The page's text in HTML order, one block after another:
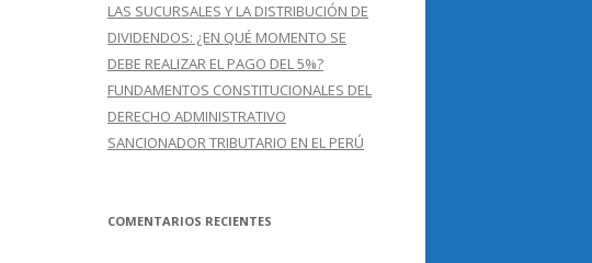
LAS SUCURSALES Y LA DISTRIBUCIÓN DE
DIVIDENDOS: ¿EN QUÉ MOMENTO SE
DEBE REALIZAR EL PAGO DEL 5%?
FUNDAMENTOS CONSTITUCIONALES DEL
DERECHO ADMINISTRATIVO
SANCIONADOR TRIBUTARIO EN EL PERÚ
COMENTARIOS RECIENTES